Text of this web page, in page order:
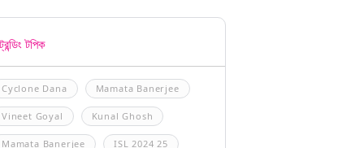
টপিক
Cyclone Dana Mamata Banerjee
Vineet Goyal Kunal Ghosh
Mamata Banerjee ISL 2024 25